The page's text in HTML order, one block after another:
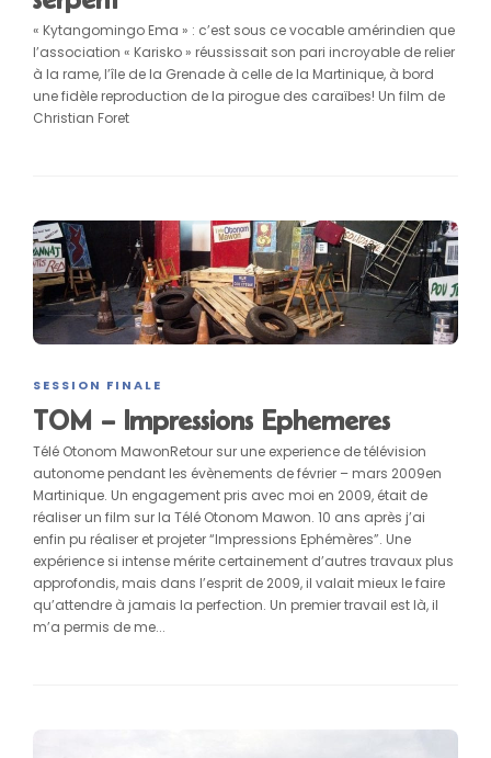
« Kytangomingo Ema » : c’est sous ce vocable amérindien que
l’association « Karisko » réussissait son pari incroyable de relier
à la rame, l’île de la Grenade à celle de la Martinique, à bord
une fidèle reproduction de la pirogue des caraïbes! Un film de
Christian Foret
SESSION FINALE
TOM – Impressions Ephemeres
Télé Otonom MawonRetour sur une experience de télévision
autonome pendant les évènements de février – mars 2009en
Martinique. Un engagement pris avec moi en 2009, était de
réaliser un film sur la Télé Otonom Mawon. 10 ans après j’ai
enfin pu réaliser et projeter “Impressions Ephémères”. Une
expérience si intense mérite certainement d’autres travaux plus
approfondis, mais dans l’esprit de 2009, il valait mieux le faire
qu’attendre à jamais la perfection. Un premier travail est là, il
m’a permis de me...